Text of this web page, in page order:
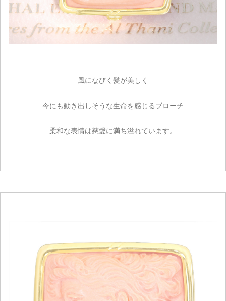
風になびく髪が美しく
今にも動き出しそうな生命を感じるブローチ
柔和な表情は慈愛に満ち溢れています。